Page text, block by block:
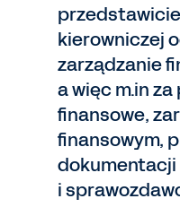
kierowniczej
zarządzanie
a więc m.in
finansowe,
finansowym,
dokumentacji
i